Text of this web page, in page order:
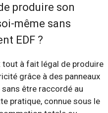
produire son
même sans
EDF ?
tout à fait légal de produire
grâce à des panneaux
être raccordé au
pratique, connue sous le